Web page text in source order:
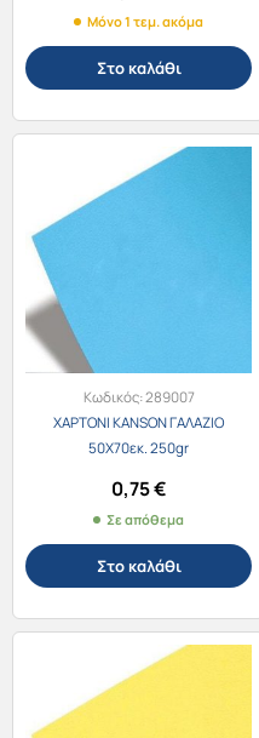
Μόνο 1 τεμ. ακόμα
Στο καλάθι
Κωδικός:289007
ΧΑΡΤΟΝΙ KANSON ΓΑΛΑΖΙΟ
50X70εκ. 250gr
0,75€
Σε απόθεμα
Στο καλάθι